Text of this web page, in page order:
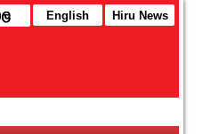
English Hiru News